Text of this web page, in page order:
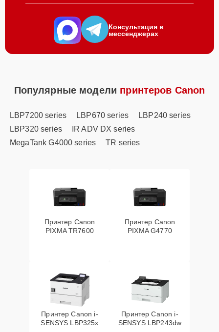
Консультация в
мессенджерах
Популярные модели принтеров Canon
LBP7200 series LBP670 series
LBP240 series
LBP320 series
IR ADV DX series
MegaTank G4000 series
TR series
Принтер Canon
PIXMA TR7600
Принтер Canon
PIXMA G4770
Принтер Canon i-
SENSYS LBP325x
Принтер Canon i-
SENSYS LBP243dw